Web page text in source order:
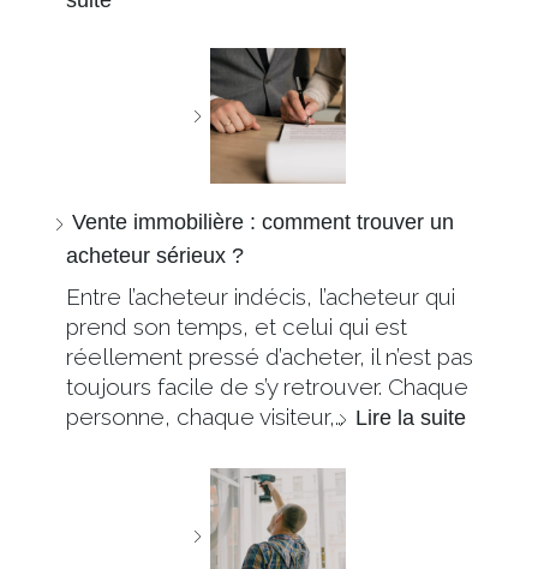
Vente immobilière : comment trouver un
acheteur sérieux ?
Entre l’acheteur indécis, l’acheteur qui
prend son temps, et celui qui est
réellement pressé d’acheter, il n’est pas
toujours facile de s’y retrouver. Chaque
personne, chaque visiteur,… Lire la suite